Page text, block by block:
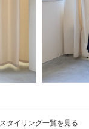
スタイリング一覧を見る